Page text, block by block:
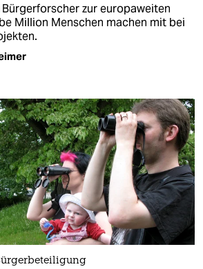
zur europaweiten
Million Menschen machen mit bei